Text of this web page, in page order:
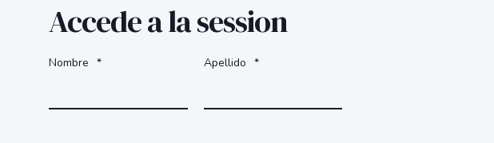
Accede a la session
Nombre * Apellido *